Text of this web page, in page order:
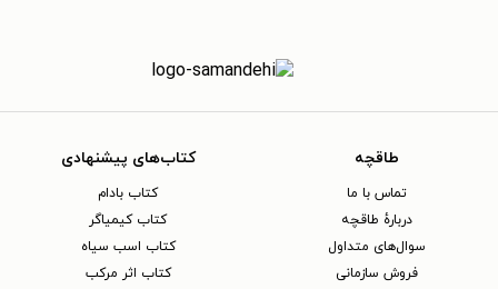
طاقچه
تماس با ما
دربارهٔ طاقچه
سوال‌های متداول
فروش سازمانی
کتاب‌های پیشنهادی
کتاب بادام
کتاب کیمیاگر
کتاب اسب سیاه
کتاب اثر مرکب